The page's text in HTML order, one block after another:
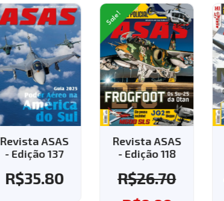
Revista ASAS
- Edição 137
R$35.80
Sale!
Revista ASAS
- Edição 118
R$26.70